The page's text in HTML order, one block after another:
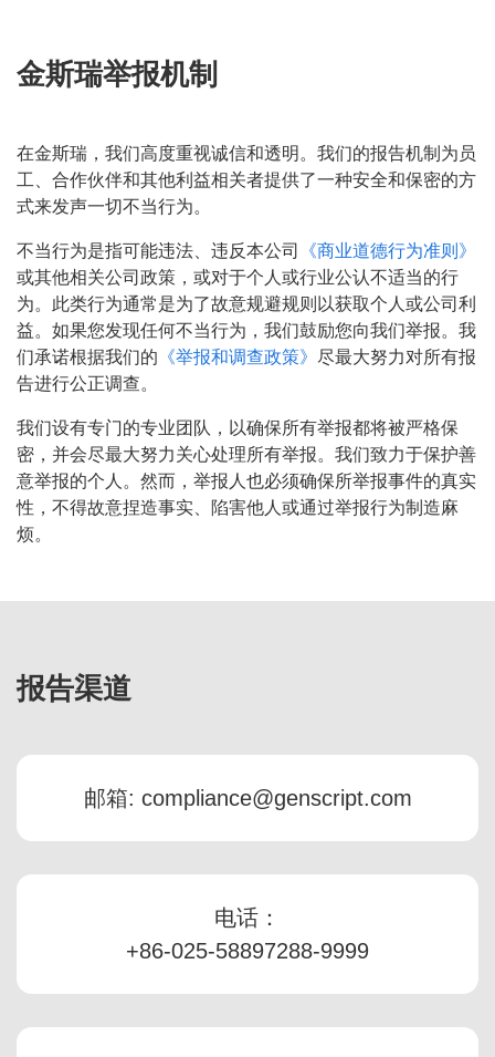
金斯瑞举报机制
在金斯瑞，我们高度重视诚信和透明。我们的报告机制为员
工、合作伙伴和其他利益相关者提供了一种安全和保密的方
式来发声一切不当行为。
不当行为是指可能违法、违反本公司
《商业道德行为准则》
或其他相关公司政策，或对于个人或行业公认不适当的行
为。此类行为通常是为了故意规避规则以获取个人或公司利
益。如果您发现任何不当行为，我们鼓励您向我们举报。我
们承诺根据我们的 《举报和调查政策》 尽最大努力对所有报
告进行公正调查。
我们设有专门的专业团队，以确保所有举报都将被严格保
密，并会尽最大努力关心处理所有举报。我们致力于保护善
意举报的个人。然而，举报人也必须确保所举报事件的真实
性，不得故意捏造事实、陷害他人或通过举报行为制造麻
烦。
报告渠道
邮箱: compliance@genscript.com
电话：
+86-025-58897288-9999